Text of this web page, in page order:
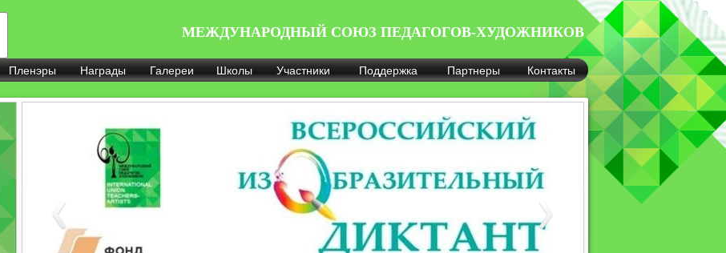
МЕЖДУНАРОДНЫЙ СОЮЗ ПЕДАГОГОВ-ХУДОЖНИКОВ
Пленэры Награды Галереи Школы Участники Поддержка Партнеры Контакты